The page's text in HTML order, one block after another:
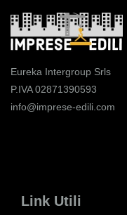
Eureka Intergroup Srls
P.IVA 02871390593
info@imprese-edili.com
Link Utili